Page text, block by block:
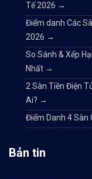
Tế 2026 →
Điểm danh Các
2026 →
So Sánh & Xếp
Nhất →
2 Sàn Tiền Điện
Ai? →
Điểm Danh 4 Sàn
Bản tin